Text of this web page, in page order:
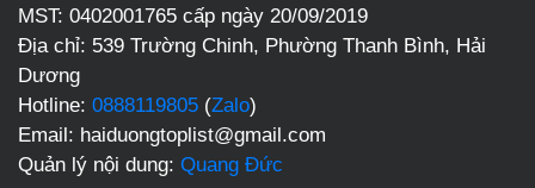
MST: 0402001765 cấp ngày 20/09/2019
Địa chỉ: 539 Trường Chinh, Phường Thanh Bình, Hải
Dương
Hotline: 0888119805 (Zalo)
Email: haiduongtoplist@gmail.com
Quản lý nội dung: Quang Đức